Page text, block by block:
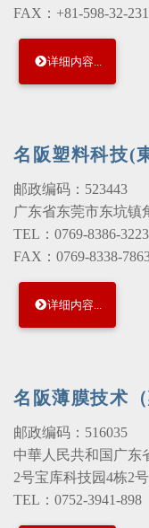
FAX：+81-598-32-
详细内容...
名阪塑料科技(
邮政编码：523443
广东省东莞市东坑镇
TEL：0769-8386-3223
FAX：0769-8338-
详细内容...
名阪薄膜技术
邮政编码：516035
中華人民共和国广东
2号宝库科技园4栋2号
TEL：0752-3941-898